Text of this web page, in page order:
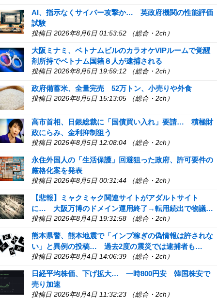
AI、指示なくサイバー攻撃か… 英政府機関の性能評価
試験
投稿日 2026年8月6日 01:53:52 （総合・2ch）
大阪ミナミ、ベトナムビルのカラオケVIPルームで覚醒
剤所持でベトナム国籍８人が逮捕される
投稿日 2026年8月5日 19:59:12 （総合・2ch）
政府備蓄米、全量完売 52万トン、小売りや外食
投稿日 2026年8月5日 15:13:05 （総合・2ch）
高市首相、日銀総裁に「国債買い入れ」要請… 積極財
政にらみ、金利抑制狙う
投稿日 2026年8月5日 12:08:04 （総合・2ch）
永住外国人の「生活保護」回避狙った政府、許可要件の
厳格化案を発表
投稿日 2026年8月5日 00:31:44 （総合・2ch）
【悲報】ミャクミャク関連サイトがアダルトサイト
に… 大阪万博のドメイン運用終了→転用続出で物議…
投稿日 2026年8月4日 19:31:58 （総合・2ch）
熊本県警、熊本地震で「インプ稼ぎの偽情報は許されな
い」と異例の投稿… 過去2度の震災では逮捕者も…
投稿日 2026年8月4日 14:06:39 （総合・2ch）
日経平均株価、下げ拡大… 一時800円安 韓国株安で
売り加速
投稿日 2026年8月4日 11:32:23 （総合・2ch）